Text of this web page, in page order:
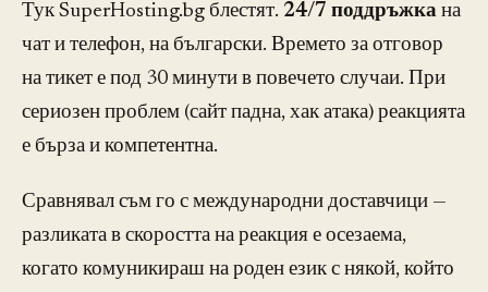
Тук SuperHosting.bg блестят. 24/7 поддръжка на
чат и телефон, на български. Времето за отговор
на тикет е под 30 минути в повечето случаи. При
сериозен проблем (сайт падна, хак атака) реакцията
е бърза и компетентна.
Сравнявал съм го с международни доставчици —
разликата в скоростта на реакция е осезаема,
когато комуникираш на роден език с някой, който